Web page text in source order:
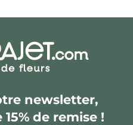
newsletter,
de remise !